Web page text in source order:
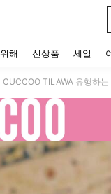
해 신상품 세일
CUCCOO TILAWA 유행하